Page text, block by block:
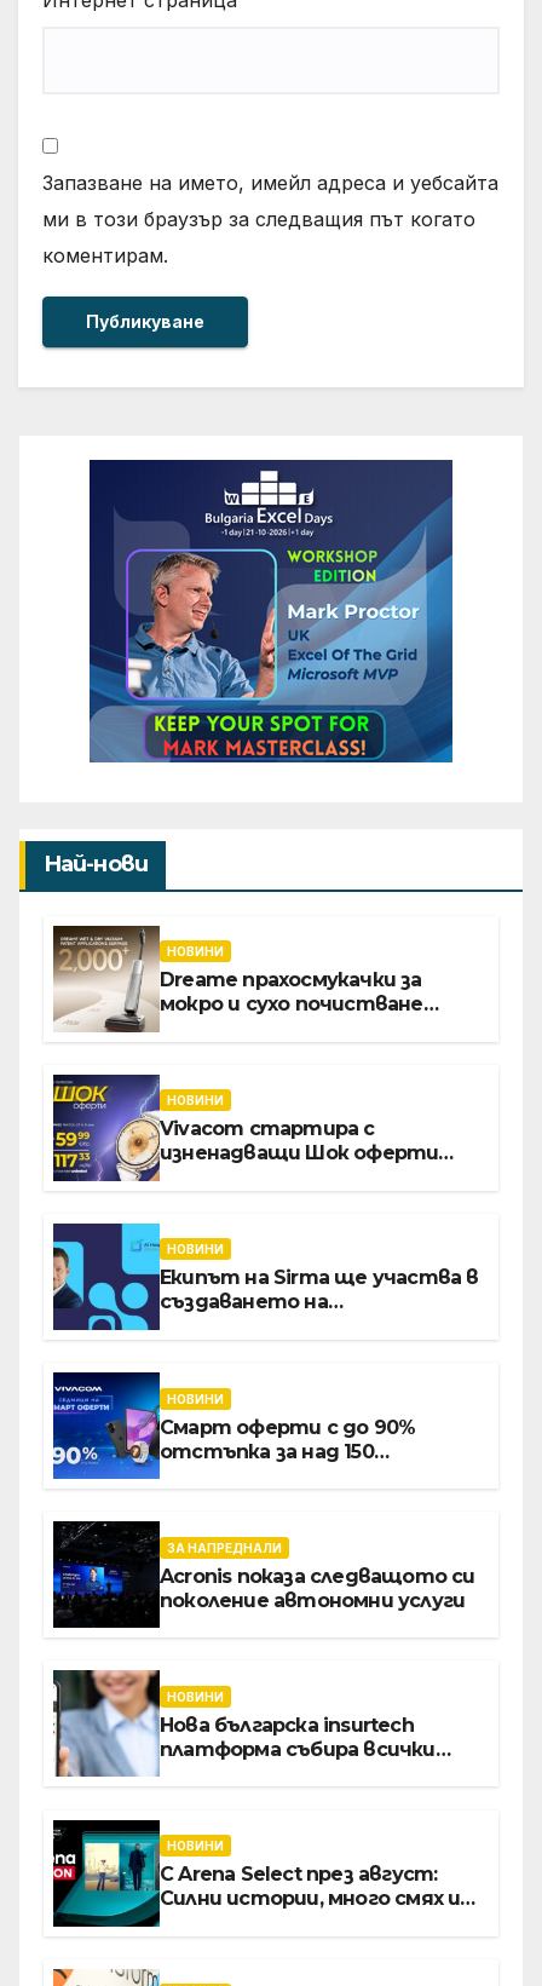
Запазване на името, имейл адреса и уебсайта
ми в този браузър за следващия път когато
коментирам.
Най-нови
НОВИНИ
Dreame прахосмукачки за
мокро и сухо почистване
НОВИНИ
Vivacom стартира с
изненадващи Шок оферти
НОВИНИ
Екипът на Sirma ще участва в
създаването на
хотелиерството
НОВИНИ
Смарт оферти с до 90%
отстъпка за над 150
ЗА НАПРЕДНАЛИ
Acronis показа следващото си
поколение автономни услуги
НОВИНИ
Нова българска insurtech
платформа събира всички
НОВИНИ
С Arena Select през август:
Силни истории, много смях и